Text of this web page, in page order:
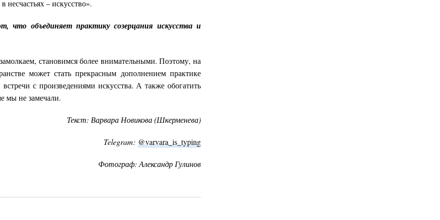
– искусство».
что объединяет практику созерцания искусства и
становимся более внимательными. Поэтому, на
может стать прекрасным дополнением практике
с произведениями искусства. А также обогатить
мы не замечали.
Текст: Варвара Новикова (Шкерменева)
Telegram: @varvara_is_typing
Фотограф: Александр Гулинов